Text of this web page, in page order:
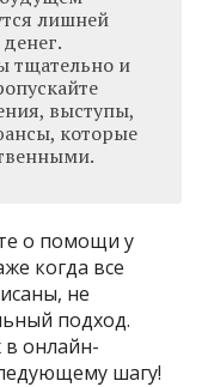
лишней
тщательно и
выступы,
которые
о помощи у
когда все
не
подход.
в онлайн-
шагу!